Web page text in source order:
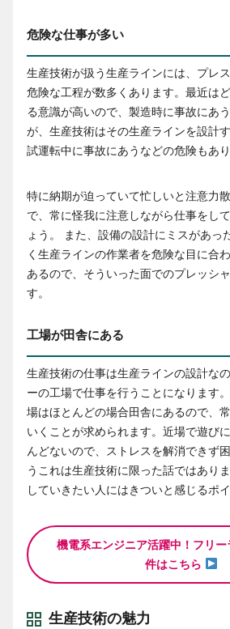
危険な仕事が多い
生産技術が扱う生産ラインには、プレ
危険な工程が数多くあります。最近は
る意識が高いので、製造時に事故にあ
が、生産技術はその生産ラインを設計
試運転中に事故にあうなどの危険もあり
特に納期が迫っていて忙しいと注意力
で、常に怪我に注意しながら仕事をし
ょう。 また、設備の設計にミスがあっ
く生産ラインの作業者を危険な目に合
あるので、そういった面でのプレッシ
す。
工場が田舎にある
生産技術の仕事は生産ラインの設計な
ーの工場で仕事を行うことになります
場はほとんどの場合田舎にあるので、
いくことが求められます。近場で遊び
んどないので、ストレスを解消できず
うこれは生産技術に限った話ではあり
していきたい人にはきついと感じるポイ
機電系エンジニア活躍中！フリ
件はこちら
生産技術の魅力